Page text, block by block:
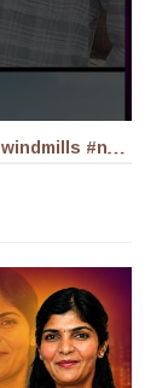
పొలం ఇవ్వడానికి సిద్ధం..? - ఎద్దులదొడ్డి రైతు #solar #windmills #naralokesh #solarenergy